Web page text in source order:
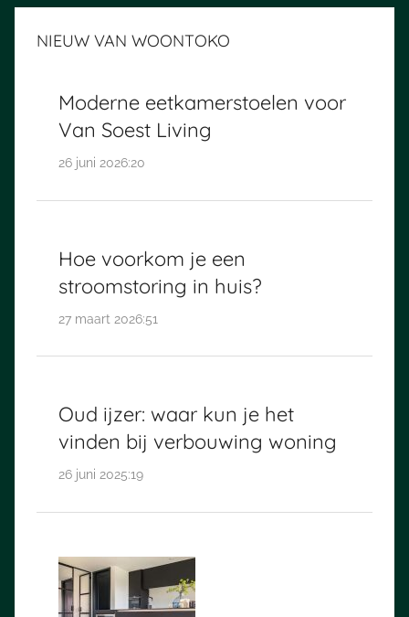
NIEUW VAN WOONTOKO
Moderne eetkamerstoelen voor
Van Soest Living
26 juni 2026:20
Hoe voorkom je een
stroomstoring in huis?
27 maart 2026:51
Oud ijzer: waar kun je het
vinden bij verbouwing woning
26 juni 2025:19